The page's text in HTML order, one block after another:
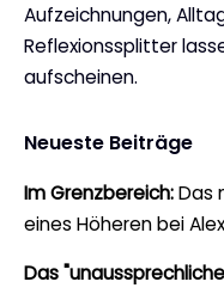
Aufzeichnungen,
Reflexionssplitter
aufscheinen.
Neueste Beiträge
Im Grenzbereich:Das
eines Höheren bei
Das